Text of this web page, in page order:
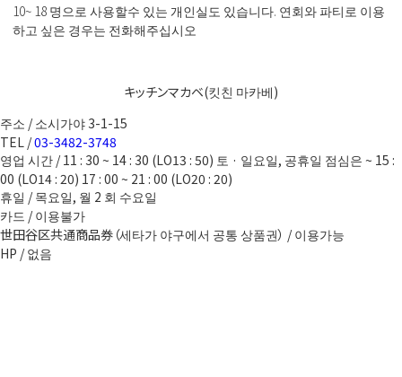
10~ 18 명으로 사용할수 있는 개인실도 있습니다. 연회와 파티로 이용
하고 싶은 경우는 전화해주십시오
キッチンマカベ(킷친 마카베)
주소 / 소시가야 3-1-15
TEL /03-3482-3748
영업 시간 / 11 : 30 ~ 14 : 30 (LO13 : 50) 토 · 일요일, 공휴일 점심은 ~ 15 :
00 (LO14 : 20) 17 : 00 ~ 21 : 00 (LO20 : 20)
휴일 / 목요일, 월 2 회 수요일
카드 / 이용불가
世田谷区共通商品券（세타가 야구에서 공통 상품권） / 이용가능
HP / 없음